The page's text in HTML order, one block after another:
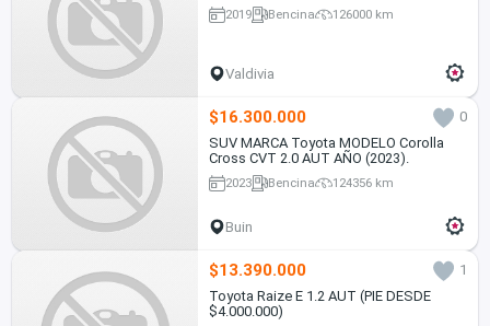
2019 Bencina 126000 km
Valdivia
$16.300.000
0
SUV MARCA Toyota MODELO Corolla
Cross CVT 2.0 AUT AÑO (2023).
2023 Bencina 124356 km
Buin
$13.390.000
1
Toyota Raize E 1.2 AUT (PIE DESDE
$4.000.000)